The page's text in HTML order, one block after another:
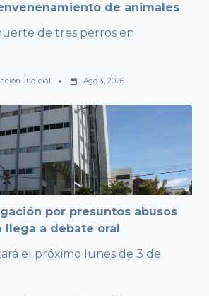
de animales
de tres perros en
Judicial Ago 3, 2026
por presuntos abusos
llega a debate oral
el próximo lunes de 3 de